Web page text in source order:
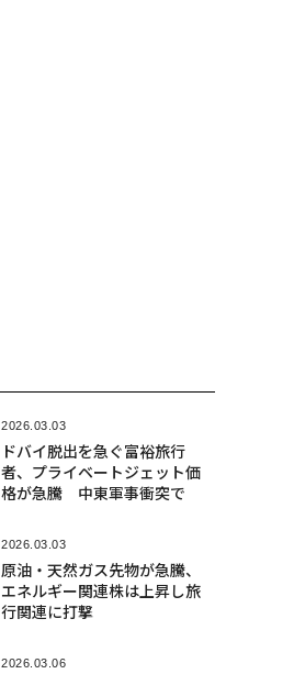
2026.03.03
ドバイ脱出を急ぐ富裕旅行
者、プライベートジェット価
格が急騰 中東軍事衝突で
2026.03.03
原油・天然ガス先物が急騰、
エネルギー関連株は上昇し旅
行関連に打撃
2026.03.06